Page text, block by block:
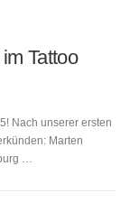
Tattoo
Nach unserer ersten
Marten
…